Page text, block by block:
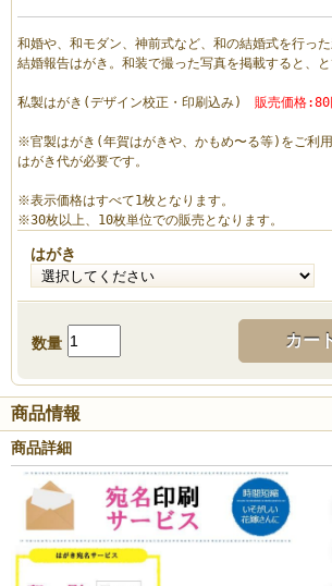
和婚や、和モダン、神前式など、和の結婚式を行っ
結婚報告はがき。和装で撮った写真を掲載すると、と
私製はがき(デザイン校正・印刷込み) 販売価格:80
※官製はがき(年賀はがきや、かもめ〜る等)をご利
はがき代が必要です。
※表示価格はすべて1枚となります。
※30枚以上、10枚単位での販売となります。
はがき
数量 カー
商品情報
商品詳細